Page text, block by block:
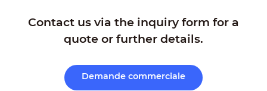
Contact us via the inquiry form for a
quote or further details.
Demande commerciale